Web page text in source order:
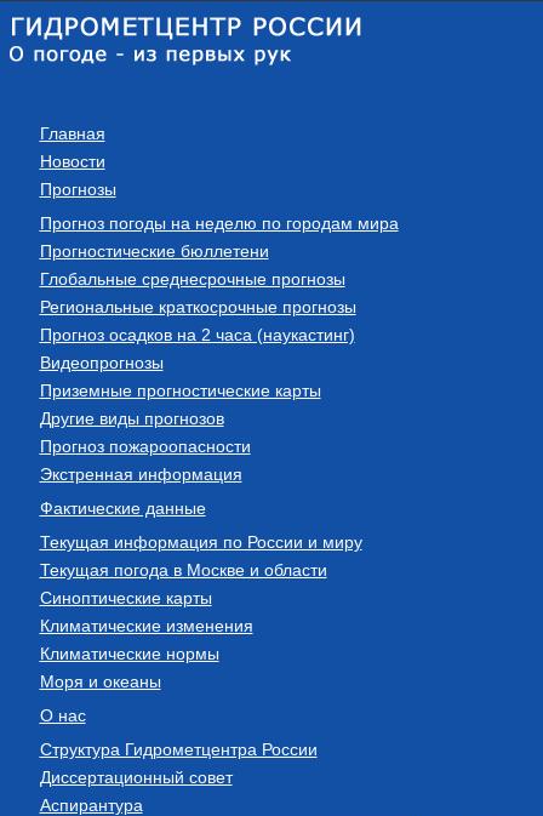
Главная
Новости
Прогнозы
Прогноз погоды на неделю по городам мира
Прогностические бюллетени
Глобальные среднесрочные прогнозы
Региональные краткосрочные прогнозы
Прогноз осадков на 2 часа (наукастинг)
Видеопрогнозы
Приземные прогностические карты
Другие виды прогнозов
Прогноз пожароопасности
Экстренная информация
Фактические данные
Текущая информация по России и миру
Текущая погода в Москве и области
Синоптические карты
Климатические изменения
Климатические нормы
Моря и океаны
О нас
Структура Гидрометцентра России
Диссертационный совет
Аспирантура